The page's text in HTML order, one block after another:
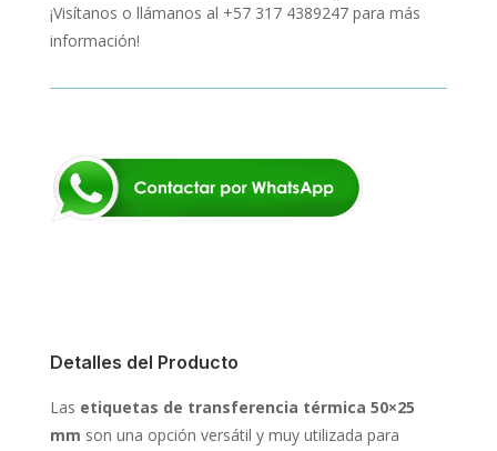
¡Visítanos o llámanos al +57 317 4389247 para más
información!
Detalles del Producto
Las etiquetas de transferencia térmica 50×25
mm son una opción versátil y muy utilizada para